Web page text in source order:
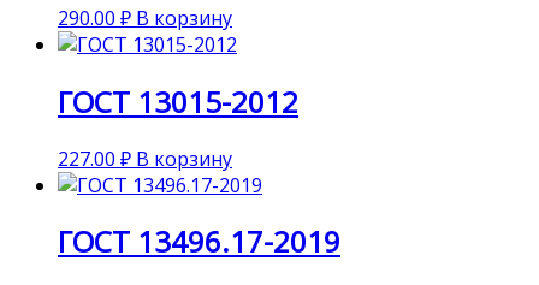
290.00 ₽ В корзину
ГОСТ 13015-2012
227.00 ₽ В корзину
ГОСТ 13496.17-2019